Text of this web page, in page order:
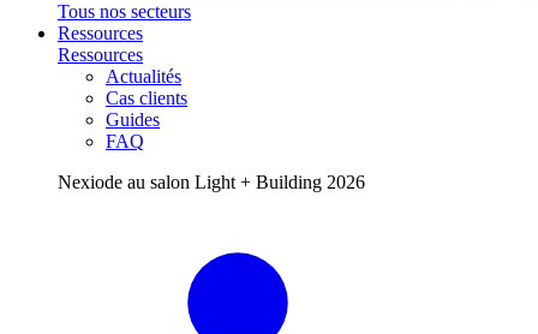
Tous nos secteurs
Ressources
Ressources
Actualités
Cas clients
Guides
FAQ
Nexiode au salon Light + Building 2026